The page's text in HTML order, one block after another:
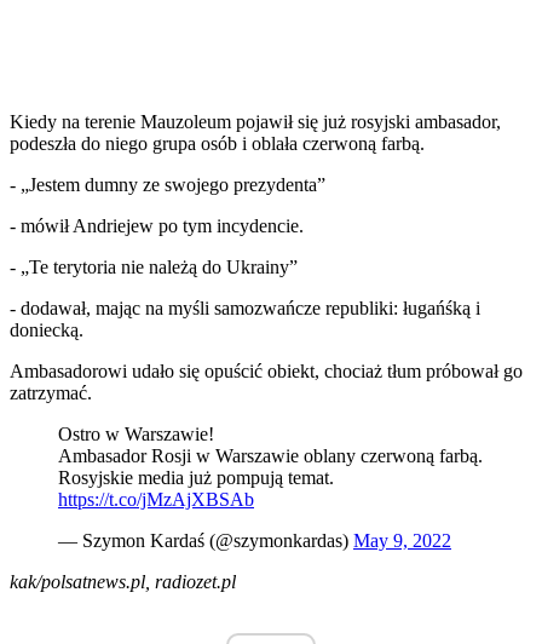
Kiedy na terenie Mauzoleum pojawił się już rosyjski ambasador,
podeszła do niego grupa osób i oblała czerwoną farbą.
- „Jestem dumny ze swojego prezydenta”
- mówił Andriejew po tym incydencie.
- „Te terytoria nie należą do Ukrainy”
- dodawał, mając na myśli samozwańcze republiki: ługańśką i
doniecką.
Ambasadorowi udało się opuścić obiekt, chociaż tłum próbował go
zatrzymać.
Ostro w Warszawie!
Ambasador Rosji w Warszawie oblany czerwoną farbą.
Rosyjskie media już pompują temat.
https://t.co/jMzAjXBSAb
— Szymon Kardaś (@szymonkardas) May 9, 2022
kak/polsatnews.pl, radiozet.pl